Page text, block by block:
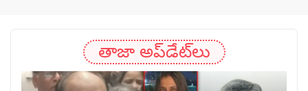
తాజా అప్‌డేట్‌లు